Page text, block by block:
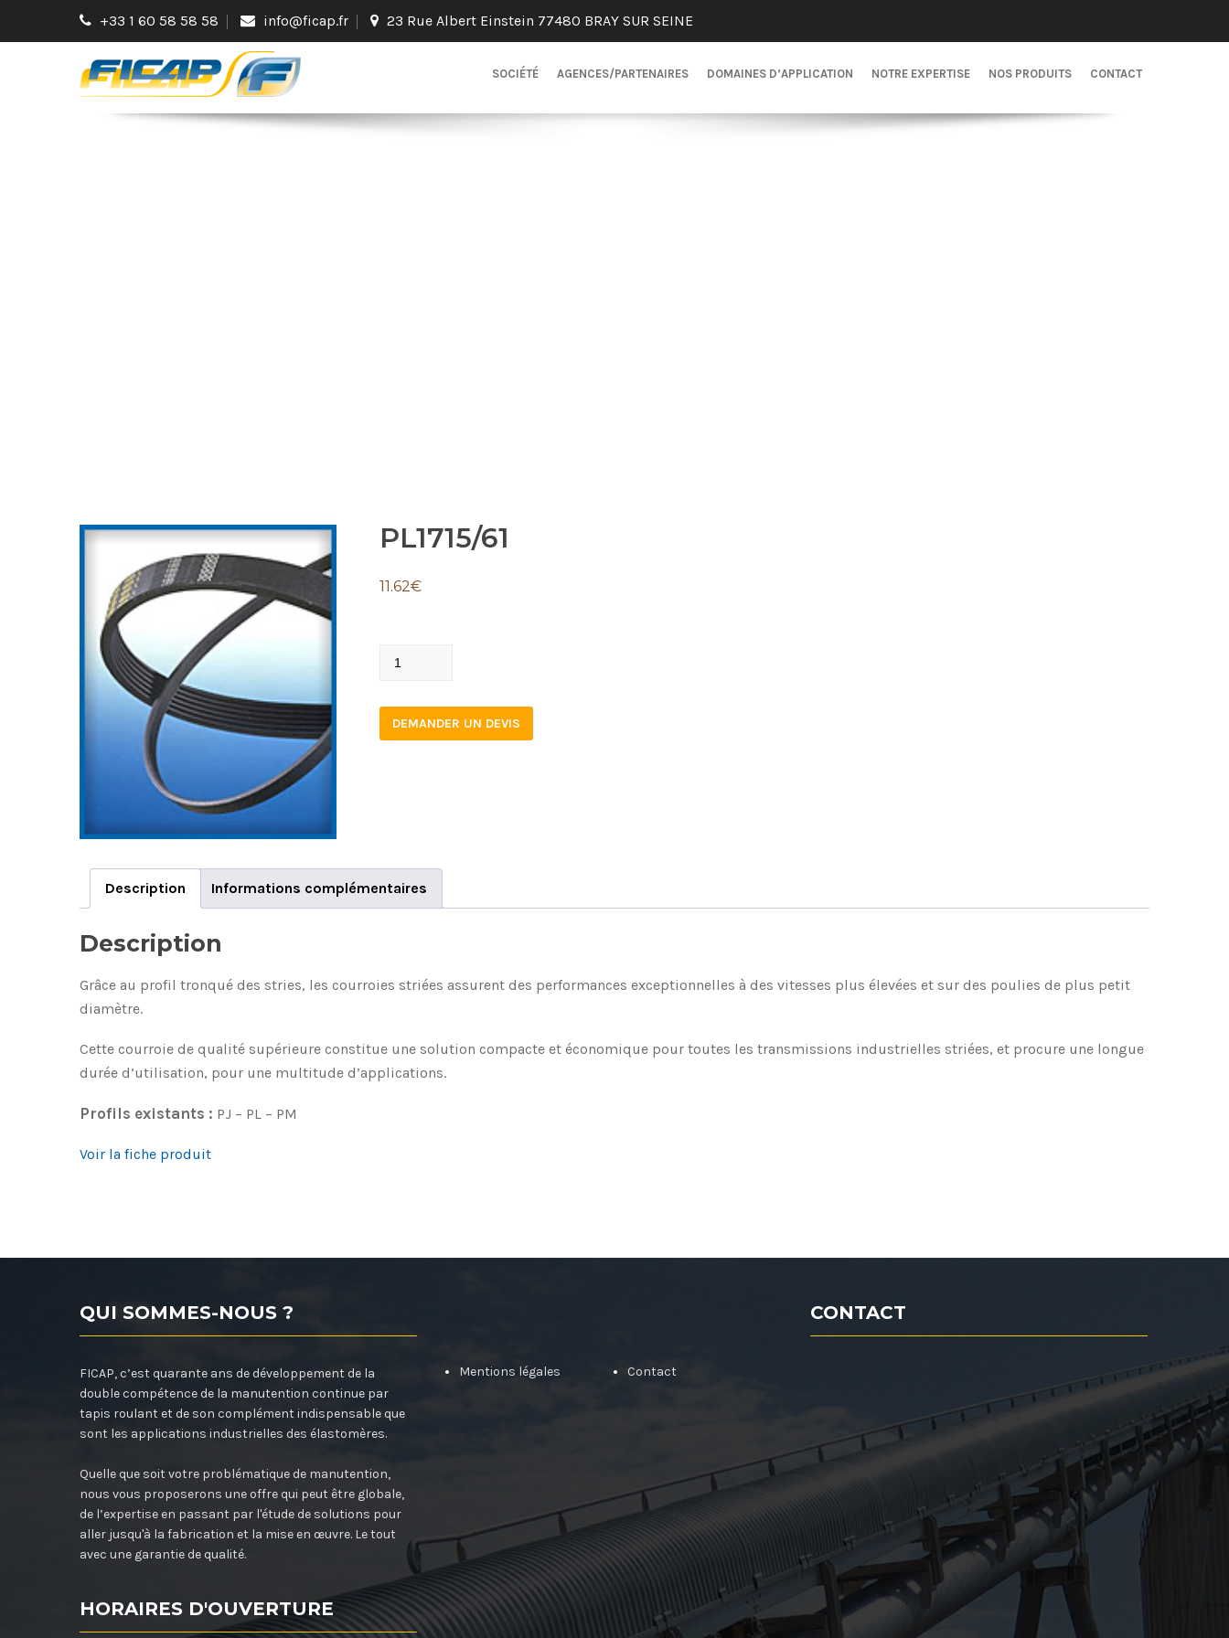
+33 1 60 58 58 58 info@ficap.fr 23 Rue Albert Einstein 77480 BRAY SUR SEINE
SOCIÉTÉ AGENCES/PARTENAIRES DOMAINES D’APPLICATION NOTRE EXPERTISE NOS PRODUITS CONTACT
PL1715/61
11.62€
PL1715/61
DEMANDER UN DEVIS
Description Informations complémentaires
Description
Grâce au profil tronqué des stries, les courroies striées assurent des performances exceptionnelles à des vitesses plus élevées et sur des poulies de plus petit
diamètre.
Cette courroie de qualité supérieure constitue une solution compacte et économique pour toutes les transmissions industrielles striées, et procure une longue
durée d’utilisation, pour une multitude d’applications.
Profils existants : PJ – PL – PM
Voir la fiche produit
QUI SOMMES-NOUS ?
FICAP, c’est quarante ans de développement de la
double compétence de la manutention continue par
tapis roulant et de son complément indispensable que
sont les applications industrielles des élastomères.
Quelle que soit votre problématique de manutention,
nous vous proposerons une offre qui peut être globale,
de l’expertise en passant par l'étude de solutions pour
aller jusqu'à la fabrication et la mise en œuvre. Le tout
avec une garantie de qualité.
HORAIRES D'OUVERTURE
Mentions légales Contact
CONTACT